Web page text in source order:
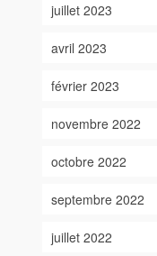
juillet 2023
avril 2023
février 2023
novembre 2022
octobre 2022
septembre 2022
juillet 2022